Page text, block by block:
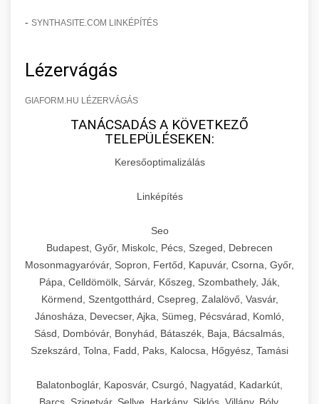
- SYNTHASITE.COM LINKÉPÍTÉS
Lézervágás
GIAFORM.HU LÉZERVÁGÁS
TANÁCSADÁS A KÖVETKEZŐ
TELEPÜLÉSEKEN:
Keresőoptimalizálás
Linképítés
Seo
Budapest, Győr, Miskolc, Pécs, Szeged, Debrecen
Mosonmagyaróvár, Sopron, Fertőd, Kapuvár, Csorna, Győr,
Pápa, Celldömölk, Sárvár, Kőszeg, Szombathely, Ják,
Körmend, Szentgotthárd, Csepreg, Zalalövő, Vasvár,
Jánosháza, Devecser, Ajka, Sümeg, Pécsvárad, Komló,
Sásd, Dombóvár, Bonyhád, Bátaszék, Baja, Bácsalmás,
Szekszárd, Tolna, Fadd, Paks, Kalocsa, Hőgyész, Tamási
Balatonboglár, Kaposvár, Csurgó, Nagyatád, Kadarkút,